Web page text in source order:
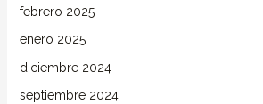
febrero 2025
enero 2025
diciembre 2024
septiembre 2024